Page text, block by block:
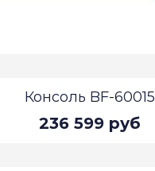
Консоль BF-60015
236 599 руб